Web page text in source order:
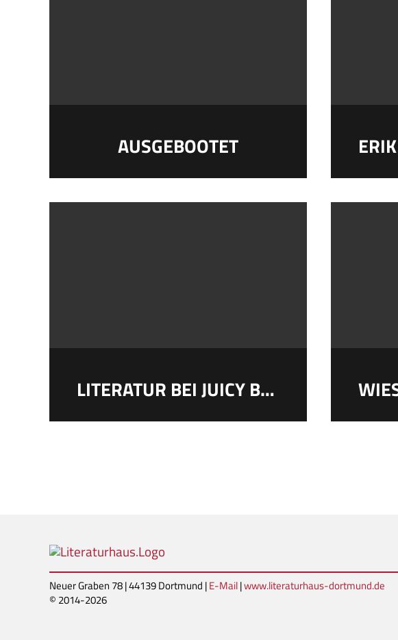
AUSGEBOOTET
LITERATUR BEI JUICY BEATS
Neuer Graben 78 | 44139 Dortmund |E-Mail|www.literaturhaus-dortmund.de
© 2014-2026